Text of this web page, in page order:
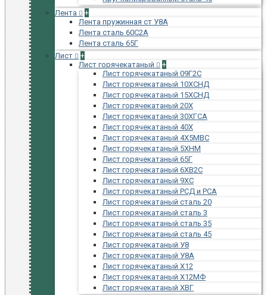
Лента
+
Лента пружинная ст У8А
Лента сталь 60С2А
Лента сталь 65Г
Лист
+
Лист горячекатаный
+
Лист горячекатаный 09Г2С
Лист горячекатаный 10ХСНД
Лист горячекатаный 15ХСНД
Лист горячекатаный 20Х
Лист горячекатаный 30ХГСА
Лист горячекатаный 40Х
Лист горячекатаный 4Х5МВС
Лист горячекатаный 5ХНМ
Лист горячекатаный 65Г
Лист горячекатаный 6ХВ2С
Лист горячекатаный 9ХС
Лист горячекатаный РСД и РСА
Лист горячекатаный сталь 20
Лист горячекатаный сталь 3
Лист горячекатаный сталь 35
Лист горячекатаный сталь 45
Лист горячекатаный У8
Лист горячекатаный У8А
Лист горячекатаный Х12
Лист горячекатаный Х12МФ
Лист горячекатаный ХВГ